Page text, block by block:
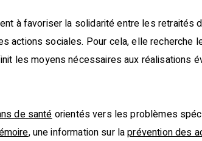
à favoriser la solidarité entre les retraités
actions sociales. Pour cela, elle recherche
les moyens nécessaires aux réalisations
de santéorientés vers les problèmes
, une information sur laprévention des